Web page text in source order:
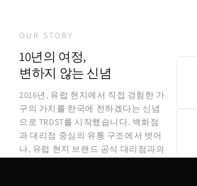
OUR STORY
10년의 여정,
변하지 않는 신념
2016년, 유럽 현지에서 직접 경험한 가
구의 가치를 한국에 전하겠다는 신념
으로 TRDST를 시작했습니다. 백화점
과 대리점 중심의 유통 구조에서 벗어
나, 유럽 현지 브랜드 공식 대리점과의